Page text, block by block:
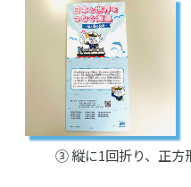
③ 縦に1回折り、正方